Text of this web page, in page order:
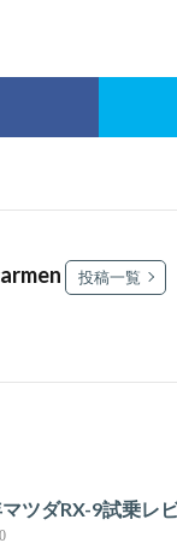
投稿一覧
マツダRX-9試乗レ